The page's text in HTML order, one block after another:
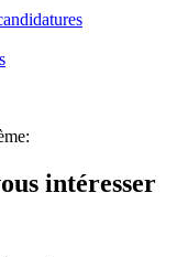
intéresser